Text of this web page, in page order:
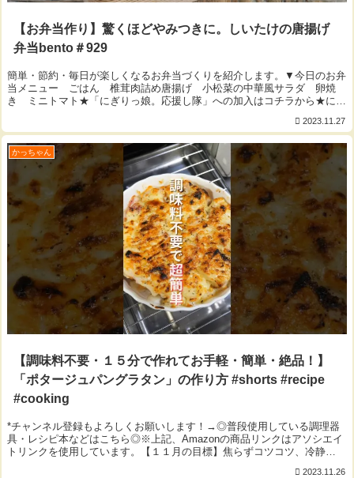
【お弁当作り】驚くほどやみつきに。しいたけの唐揚げ
弁当bento＃929
簡単・節約・毎日が楽しくなるお弁当づくりを紹介します。▼今日のお弁
当メニュー ごはん 椎茸肉詰め唐揚げ 小松菜の中華風サラダ 卵焼
き ミニトマト★「にぎりっ娘。応援し隊」への加入はコチラから★にぎ
2023.11.27
かっちゃん
【調味料不要・１５分で作れてお手軽・簡単・絶品！】
「ポタージュパングラタン」の作り方 #shorts #recipe
#cooking
*チャンネル登録もよろしくお願いします！→◎普段使用している調理器
具・レシピ本などはこちら◎※上記、Amazonの商品リンクはアソシエイ
トリンクを使用しています。【１１月の目標】焦らずコツコツ、冷静
2023.11.26